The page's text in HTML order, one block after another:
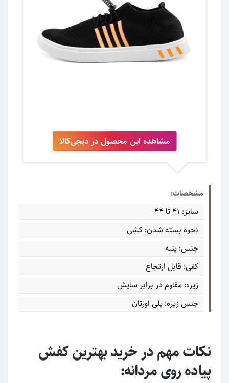
مشاهده این محصول در دیجی‌کالا
مشخصات:
سایز: 41 تا 44
نحوه بسته شدن: کشی
جنس: پنبه
کفی: قابل ارتجاع
زیره: مقاوم در برابر سایش
جنس زیره: پلی اورتان
نکات مهم در خرید بهترین کفش
پیاده روی مردانه: